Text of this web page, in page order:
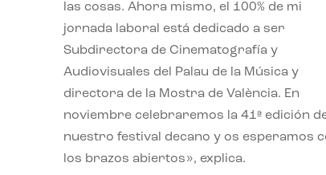
las cosas. Ahora mismo, el 100% de mi
jornada laboral está dedicado a ser
Subdirectora de Cinematografía y
Audiovisuales del Palau de la Música y
directora de la Mostra de València. En
noviembre celebraremos la 41ª edición
nuestro festival decano y os esperamos
los brazos abiertos», explica.